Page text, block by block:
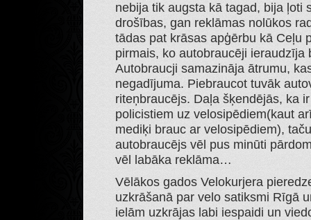
nebija tik augsta kā tagad, bija ļoti
drošības, gan reklāmas nolūkos
tādas pat krāsas apģērbu kā Ceļu
pirmais, ko autobraucēji ieraudzīja
Autobraucji samazināja ātrumu,
negadījuma. Piebraucot tuvāk
riteņbraucējs. Daļa šķendējās, ka
policistiem uz velosipēdiem(kaut
mediķi brauc ar velosipēdiem),
autobraucējs vēl pus minūti
vēl labāka reklāma…
Vēlākos gados Velokurjera
uzkrāšanā par velo satiksmi Rīgā
ielām uzkrājas labi iespaidi un